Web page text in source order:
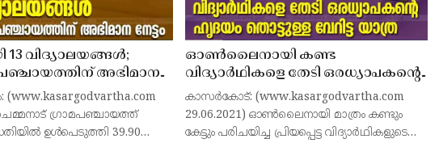
13 വിദ്യാലയങ്ങൾ;
പഞ്ചായത്തിന് അഭിമാന
ചെമ്മനാട് ഗ്രാമപഞ്ചായത്ത്
ഉൾപെടുത്തി 39.90
ഓൺലൈനായി കണ്ട
വിദ്യാർഥികളെ തേടി ഒരധ്യാപകന്റെ
ഹൃദയം തൊട്ടുള്ള വേറിട്ട യാത്ര;
താണ്ടിയത് നൂറുകണക്കിന്
കിലോമീറ്ററുകൾ
കാസർകോട്: (www.kasargodvartha.com
29.06.2021) ഓൺലൈനായി മാത്രം കണ്ടും
കേട്ടും പരിചയിച്ച പ്രിയപ്പെട്ട വിദ്യാർഥികളുടെ